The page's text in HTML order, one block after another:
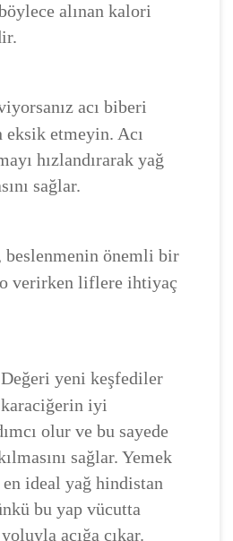
alınan kalori
acı biberi
etmeyin. Acı
hızlandırarak yağ
sağlar.
önemli bir
verirken liflere ihtiyaç
Değeri yeni keşfediler
iyi
olur ve bu sayede
sağlar. Yemek
ideal yağ hindistan
bu yap vücutta
açığa çıkar.